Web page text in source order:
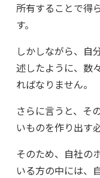
所有することで得
す。
しかしながら、自
述したように、数
ればなりません。
さらに言うと、そ
いものを作り出す
そのため、自社の
いる方の中には、